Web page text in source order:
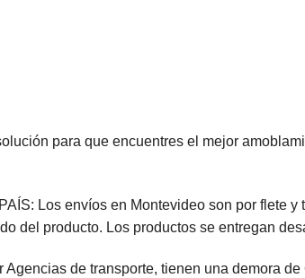
para que encuentres el mejor
Los envíos en Montevideo son por flete
del producto. Los productos se entregan
de transporte, tienen una demora